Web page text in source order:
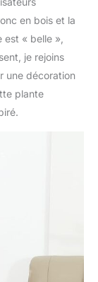
en bois et la
« belle »,
je rejoins
une décoration
plante